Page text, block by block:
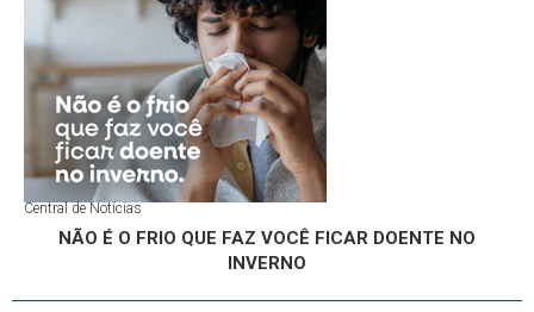
Central de Notícias
NÃO É O FRIO QUE FAZ VOCÊ FICAR DOENTE NO
INVERNO